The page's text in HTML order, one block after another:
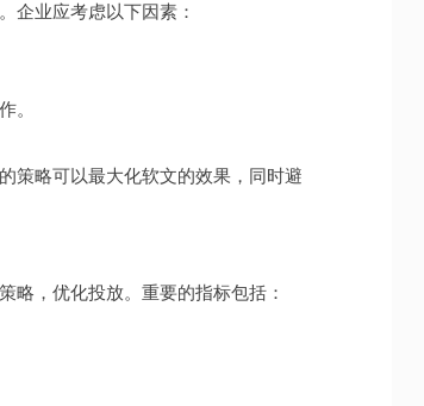
企业应考虑以下因素：
。
策略可以最大化软文的效果，同时避
略，优化投放。重要的指标包括：